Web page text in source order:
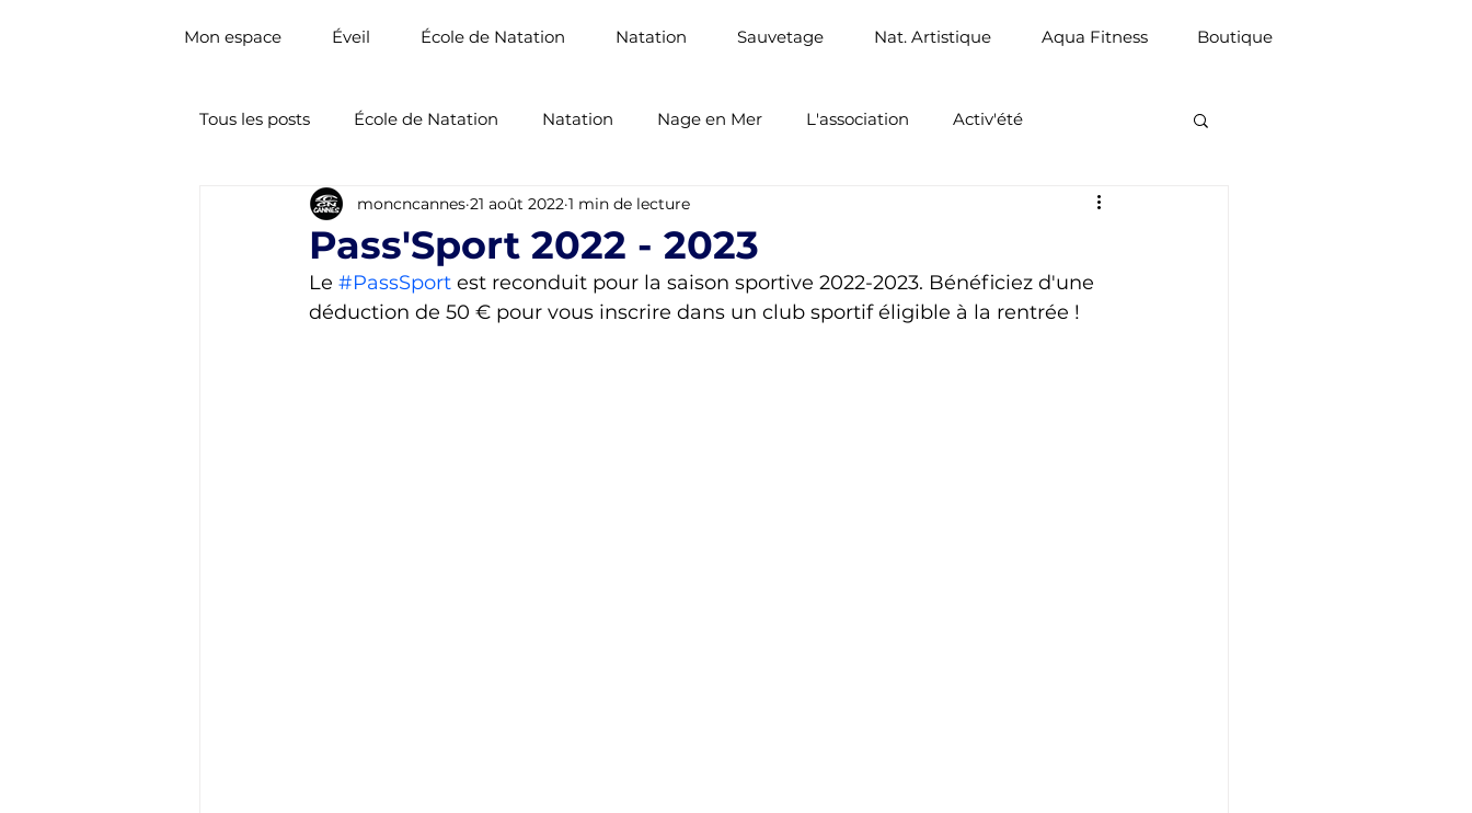
Mon espace Éveil École de Natation Natation Sauvetage Nat. Artistique Aqua Fitness Boutique
Tous les posts École de Natation Natation Nage en Mer L'association Activ'été
Nat. Artistique Natation Santé Sauvetage Sportif
Pass'Sport 2022 - 2023
moncncannes 21 août 2022 1 min de lecture
Le #PassSport est reconduit pour la saison sportive 2022-2023. Bénéficiez d'une
déduction de 50 € pour vous inscrire dans un club sportif éligible à la rentrée !